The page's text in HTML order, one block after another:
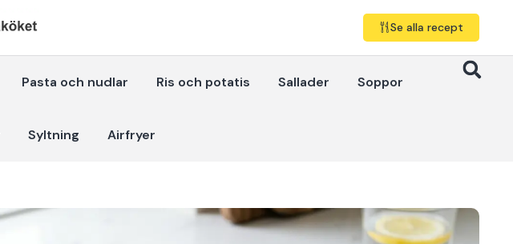
Se alla recept
Pasta och nudlar Ris och potatis Sallader Soppor
Syltning Airfryer